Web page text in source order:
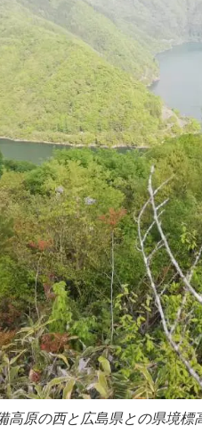
高原の西と広島県との県境